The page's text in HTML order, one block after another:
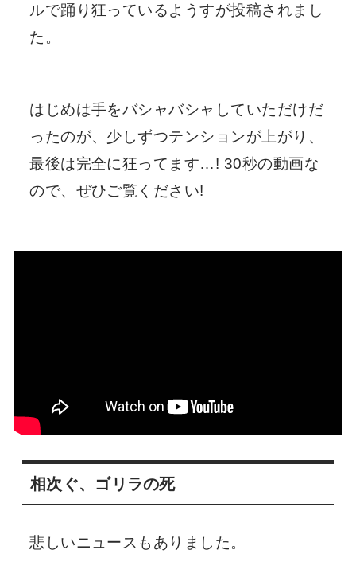
ルで踊り狂っているようすが投稿されまし
た。
はじめは手をバシャバシャしていただけだ
ったのが、少しずつテンションが上がり、
最後は完全に狂ってます…! 30秒の動画な
ので、ぜひご覧ください!
相次ぐ、ゴリラの死
悲しいニュースもありました。